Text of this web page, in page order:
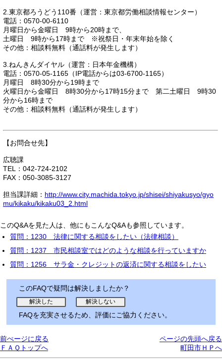
2.東京都ろうどう110番（運営：東京都労働相談情報センター）
電話：0570-00-6110
月曜日から金曜日 9時から20時まで、
土曜日 9時から17時まで ※祝祭日・年末年始を除く
その他：相談料無料（通話料が発生します）
3.ねんきんダイヤル（運営：日本年金機構）
電話：0570-05-1165（IP電話からは03-6700-1165）
月曜日 8時30分から19時まで
火曜日から金曜日 8時30分から17時15分まで 第二土曜日 9時30
分から16時まで
その他：相談料無料（通話料が発生します）
【お問合せ先】
広聴課
TEL：042-724-2102
FAX：050-3085-3127
担当課詳細： http://www.city.machida.tokyo.jp/shisei/shiyakusyo/gyo
mu/kikaku/kikaku03_2.html
このQ&Aを見た人は、他にもこんなQ&Aも参照しています。
質問：1230 法律に関する相談をしたい（法律相談）
質問：1237 市民相談室ではどのような相談を行っていますか
質問：1256 サラ金・クレジットの返済に関する相談をしたい
このFAQで疑問は解決しましたか？
FAQを充実させるため、評価にご協力ください。
前ぺージに戻る
ページの先頭へ戻る
ＦＡＱトップへ
町田市ＨＰへ